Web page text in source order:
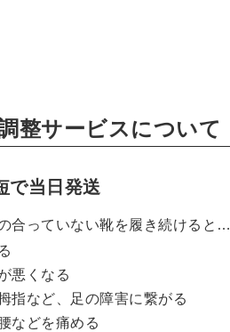
整サービスについて
で当日発送
合っていない靴を履き続けると…
悪くなる
指など、足の障害に繋がる
などを痛める